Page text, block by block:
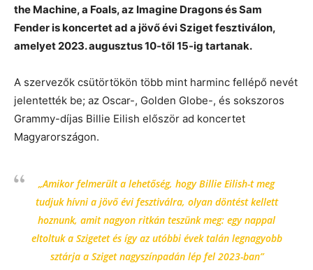
the Machine, a Foals, az Imagine Dragons és Sam
Fender is koncertet ad a jövő évi Sziget fesztiválon,
amelyet 2023. augusztus 10-től 15-ig tartanak.
A szervezők csütörtökön több mint harminc fellépő nevét
jelentették be; az Oscar-, Golden Globe-, és sokszoros
Grammy-díjas Billie Eilish először ad koncertet
Magyarországon.
„Amikor felmerült a lehetőség, hogy Billie Eilish-t meg
tudjuk hívni a jövő évi fesztiválra, olyan döntést kellett
hoznunk, amit nagyon ritkán teszünk meg: egy nappal
eltoltuk a Szigetet és így az utóbbi évek talán legnagyobb
sztárja a Sziget nagyszínpadán lép fel 2023-ban”